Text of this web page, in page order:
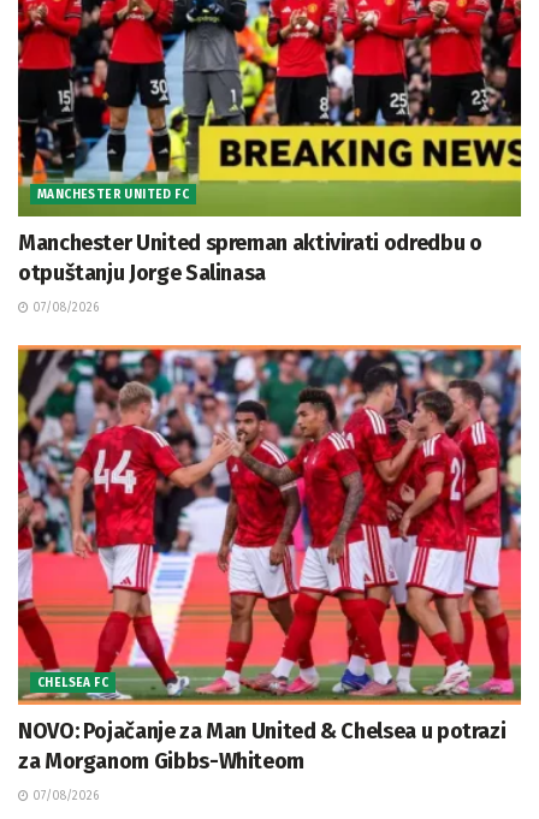
MANCHESTER UNITED FC
Manchester United spreman aktivirati odredbu o
otpuštanju Jorge Salinasa
07/08/2026
CHELSEA FC
NOVO: Pojačanje za Man United & Chelsea u potrazi
za Morganom Gibbs-Whiteom
07/08/2026